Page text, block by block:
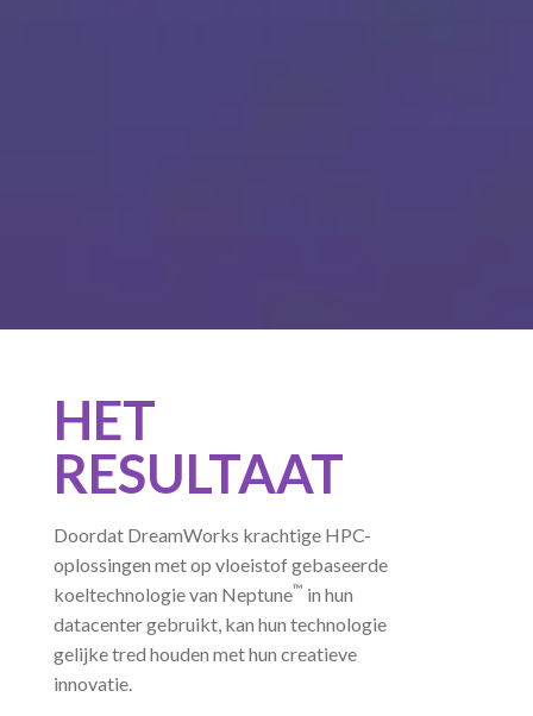
HET
RESULTAAT
Doordat DreamWorks krachtige HPC-
oplossingen met op vloeistof gebaseerde
koeltechnologie van Neptune™ in hun
datacenter gebruikt, kan hun technologie
gelijke tred houden met hun creatieve
innovatie.